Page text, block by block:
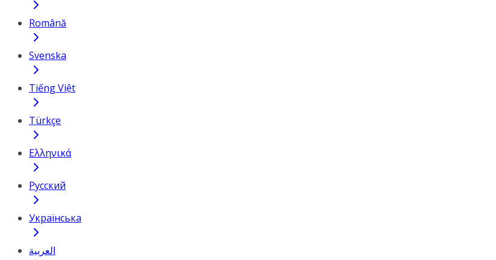
Română
Svenska
Tiếng Việt
Türkçe
Ελληνικά
Русский
Українська
العربية